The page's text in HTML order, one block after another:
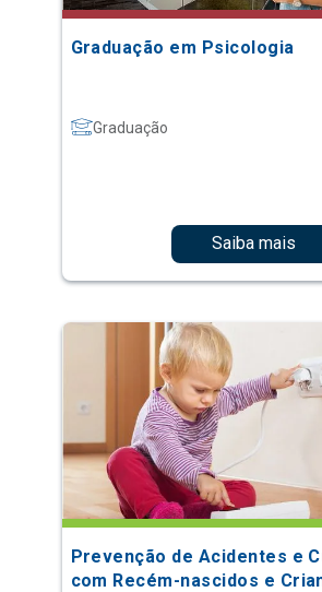
Graduação em Psicologia
Graduação
Saiba mais
Prevenção de Acidentes e
com Recém-nascidos e